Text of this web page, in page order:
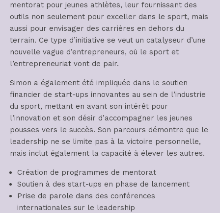
mentorat pour jeunes athlètes, leur fournissant des
outils non seulement pour exceller dans le sport, mais
aussi pour envisager des carrières en dehors du
terrain. Ce type d’initiative se veut un catalyseur d’une
nouvelle vague d’entrepreneurs, où le sport et
l’entrepreneuriat vont de pair.
Simon a également été impliquée dans le soutien
financier de start-ups innovantes au sein de l’industrie
du sport, mettant en avant son intérêt pour
l’innovation et son désir d’accompagner les jeunes
pousses vers le succès. Son parcours démontre que le
leadership ne se limite pas à la victoire personnelle,
mais inclut également la capacité à élever les autres.
Création de programmes de mentorat
Soutien à des start-ups en phase de lancement
Prise de parole dans des conférences
internationales sur le leadership